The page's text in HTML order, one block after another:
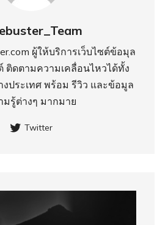
ผู้ให้บริการเว็บไซต์ข้อมุล
ติดตามความเคลื่อนไหวได้ทั้ง
งประเทศ พร้อม รีวิว และข้อมูล
มรู้ต่างๆ มากมาย
Twitter